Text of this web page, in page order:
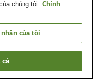
hơi
Thành phố Fukushima
chúng tôi. Chính
của tôi
cả